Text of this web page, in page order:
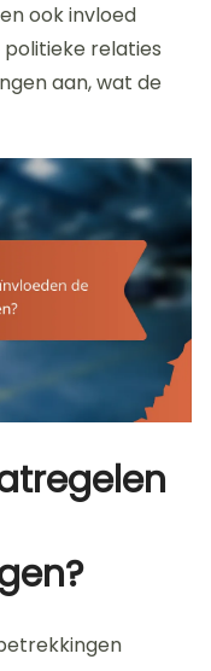
ook invloed
relaties
aan, wat de